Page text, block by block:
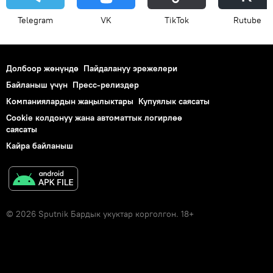
Telegram VK ТikТоk Rutube
Долбоор жөнүндө Пайдалануу эрежелери
Байланыш үчүн Пресс-релиздер
Компаниялардын жаңылыктары Купуялык саясаты
Cookie колдонуу жана автоматтык логирлөө
саясаты
Кайра байланыш
© 2026 Sputnik Бардык укуктар корголгон. 18+